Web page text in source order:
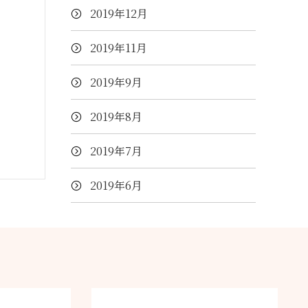
2019年12月
2019年11月
2019年9月
2019年8月
2019年7月
2019年6月